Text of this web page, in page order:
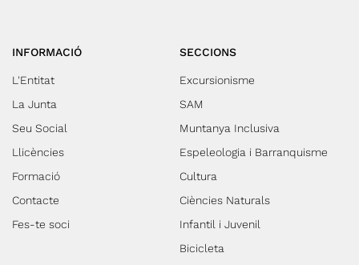
INFORMACIÓ
L'Entitat
La Junta
Seu Social
Llicències
Formació
Contacte
Fes-te soci
SECCIONS
Excursionisme
SAM
Muntanya Inclusiva
Espeleologia i Barranquisme
Cultura
Ciències Naturals
Infantil i Juvenil
Bicicleta